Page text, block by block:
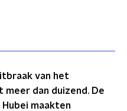
van het
dan duizend. De
maakten